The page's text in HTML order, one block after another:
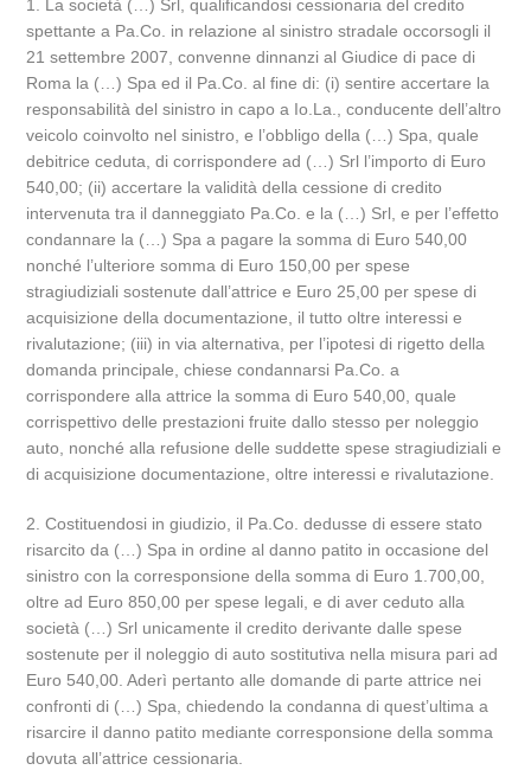
1. La società (…) Srl, qualificandosi cessionaria del credito
spettante a Pa.Co. in relazione al sinistro stradale occorsogli il
21 settembre 2007, convenne dinnanzi al Giudice di pace di
Roma la (…) Spa ed il Pa.Co. al fine di: (i) sentire accertare la
responsabilità del sinistro in capo a Io.La., conducente dell’altro
veicolo coinvolto nel sinistro, e l’obbligo della (…) Spa, quale
debitrice ceduta, di corrispondere ad (…) Srl l’importo di Euro
540,00; (ii) accertare la validità della cessione di credito
intervenuta tra il danneggiato Pa.Co. e la (…) Srl, e per l’effetto
condannare la (…) Spa a pagare la somma di Euro 540,00
nonché l’ulteriore somma di Euro 150,00 per spese
stragiudiziali sostenute dall’attrice e Euro 25,00 per spese di
acquisizione della documentazione, il tutto oltre interessi e
rivalutazione; (iii) in via alternativa, per l’ipotesi di rigetto della
domanda principale, chiese condannarsi Pa.Co. a
corrispondere alla attrice la somma di Euro 540,00, quale
corrispettivo delle prestazioni fruite dallo stesso per noleggio
auto, nonché alla refusione delle suddette spese stragiudiziali e
di acquisizione documentazione, oltre interessi e rivalutazione.
2. Costituendosi in giudizio, il Pa.Co. dedusse di essere stato
risarcito da (…) Spa in ordine al danno patito in occasione del
sinistro con la corresponsione della somma di Euro 1.700,00,
oltre ad Euro 850,00 per spese legali, e di aver ceduto alla
società (…) Srl unicamente il credito derivante dalle spese
sostenute per il noleggio di auto sostitutiva nella misura pari ad
Euro 540,00. Aderì pertanto alle domande di parte attrice nei
confronti di (…) Spa, chiedendo la condanna di quest’ultima a
risarcire il danno patito mediante corresponsione della somma
dovuta all’attrice cessionaria.